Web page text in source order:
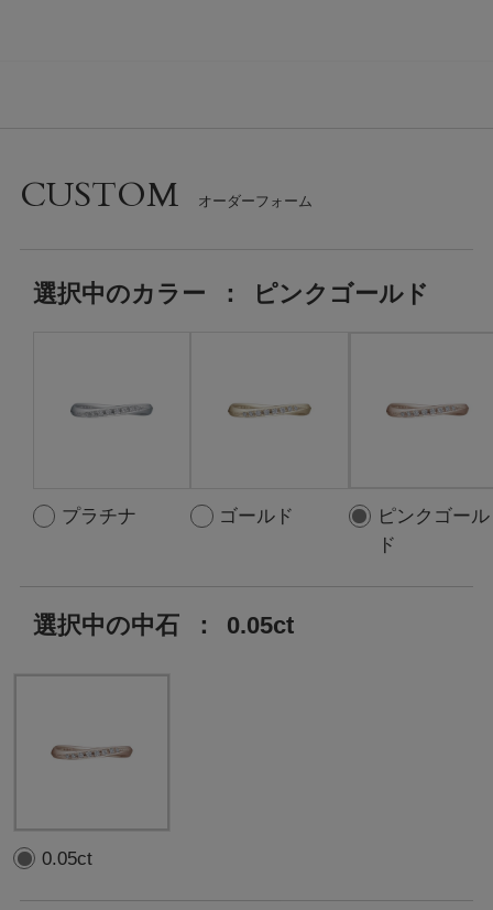
CUSTOM
選択中のカラー ： ピンクゴールド
プラチナ ゴールド
ピンクゴール
ド
選択中の中石 ： 0.05ct
0.05ct